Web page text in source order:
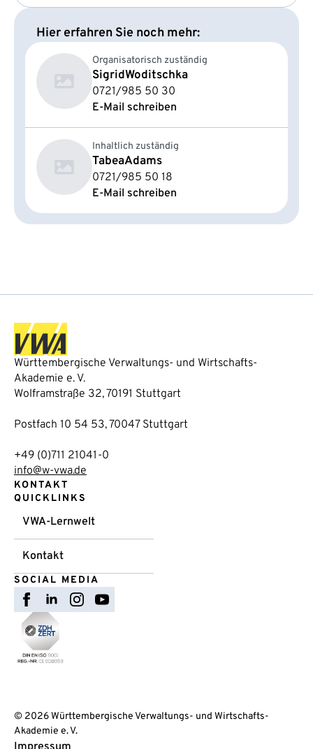
Hier erfahren Sie noch mehr:
Organisatorisch zuständig
SigridWoditschka
0721/985 50 30
E-Mail schreiben
Inhaltlich zuständig
TabeaAdams
0721/985 50 18
E-Mail schreiben
Württembergische Verwaltungs- und Wirtschafts-
Akademie e. V.
Wolframstraße 32, 70191 Stuttgart
Postfach 10 54 53, 70047 Stuttgart
+49 (0)711 21041-0
info@w-vwa.de
KONTAKT
QUICKLINKS
VWA-Lernwelt
Kontakt
SOCIAL MEDIA
© 2026 Württembergische Verwaltungs- und Wirtschafts-
Akademie e. V.